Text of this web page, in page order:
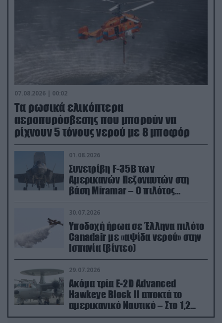
07.08.2026 | 00:02
Τα ρωσικά ελικόπτερα
αεροπυρόσβεσης που μπορούν να
ρίχνουν 5 τόνους νερού με 8 μποφόρ
01.08.2026
Συνετρίβη F-35B των
Αμερικανών Πεζοναυτών στη
βάση Miramar – Ο πιλότος
εκτινάχθηκε εγκαίρως
30.07.2026
Υποδοχή ήρωα σε Έλληνα πιλότο
Canadair με «αψίδα νερού» στην
Ισπανία (βίντεο)
29.07.2026
Ακόμα τρία E-2D Advanced
Hawkeye Block II αποκτά το
αμερικανικό Ναυτικό – Στο 1,2
δισ.δολάρια το κόστος